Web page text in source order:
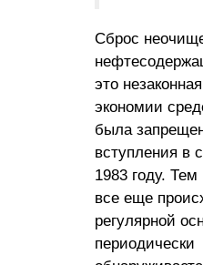
Сброс
это
экономии
была
вступления
1983 году.
все еще
регулярной
периодически